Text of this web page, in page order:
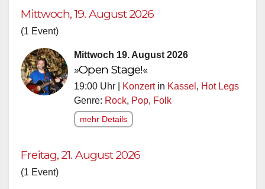
Mittwoch, 19. August 2026
(1 Event)
Mittwoch 19. August 2026
»Open Stage!«
19:00 Uhr | Konzertin Kassel , Hot Legs
Genre: Rock, Pop, Folk
mehr Details
Freitag, 21. August 2026
(1 Event)